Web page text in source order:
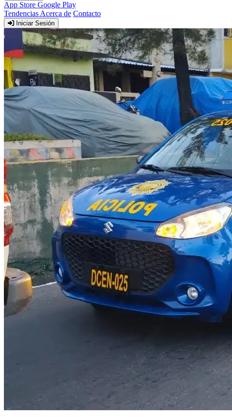
App Store Google Play
Tendencias Acerca de Contacto
Iniciar Sesión